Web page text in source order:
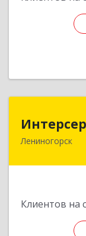
Лениногорск
Клиентов на